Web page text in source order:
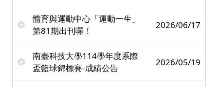
體育與運動中心「運動一生」
第81期出刊囉！
2026/06/17
南臺科技大學114學年度系際
盃籃球錦標賽-成績公告
2026/05/19